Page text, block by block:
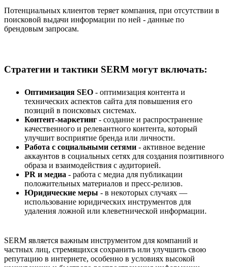
Потенциальных клиентов теряет компания, при отсутствии в
поисковой выдачи информации по ней - данные по
брендовым запросам.
Стратегии и тактики SERM могут включать:
Оптимизация SEO - оптимизация контента и
технических аспектов сайта для повышения его
позиций в поисковых системах.
Контент-маркетинг - создание и распространение
качественного и релевантного контента, который
улучшит восприятие бренда или личности.
Работа с социальными сетями - активное ведение
аккаунтов в социальных сетях для создания позитивного
образа и взаимодействия с аудиторией.
PR и медиа - работа с медиа для публикации
положительных материалов и пресс-релизов.
Юридические меры - в некоторых случаях —
использование юридических инструментов для
удаления ложной или клеветнической информации.
SERM является важным инструментом для компаний и
частных лиц, стремящихся сохранить или улучшить свою
репутацию в интернете, особенно в условиях высокой